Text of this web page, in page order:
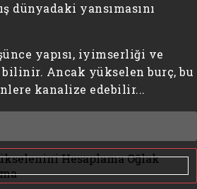
dünyadaki yansımasını
yapısı, iyimserliği ve
Ancak yükselen burç, bu
kanalize edebilir...